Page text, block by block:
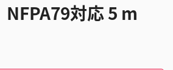
対応 5 m